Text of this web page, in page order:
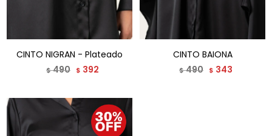
CINTO NIGRAN - Plateado
$490 $ 392
CINTO BAIONA
$490 $ 343